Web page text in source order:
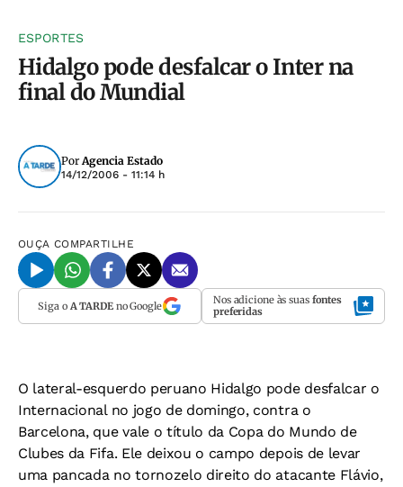
ESPORTES
Hidalgo pode desfalcar o Inter na
final do Mundial
PorAgencia Estado
14/12/2006 - 11:14 h
OUÇA COMPARTILHE
Siga o A TARDEno Google Nos adicione às suas fontes
preferidas
O lateral-esquerdo peruano Hidalgo pode desfalcar o
Internacional no jogo de domingo, contra o
Barcelona, que vale o título da Copa do Mundo de
Clubes da Fifa. Ele deixou o campo depois de levar
uma pancada no tornozelo direito do atacante Flávio,